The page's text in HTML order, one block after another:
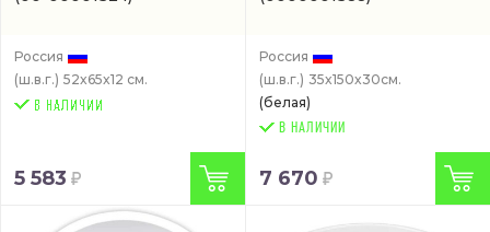
Россия
(ш.в.г.) 52x65x12 см.
5 583
Россия
(ш.в.г.) 35x150x30см.
(белая)
В НАЛИЧИИ
7 670